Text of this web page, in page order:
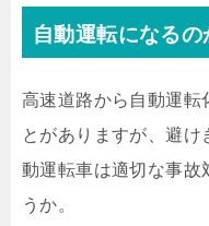
自動運転になるの
高速道路から自動運転
とがありますが、避け
動運転車は適切な事故
うか。